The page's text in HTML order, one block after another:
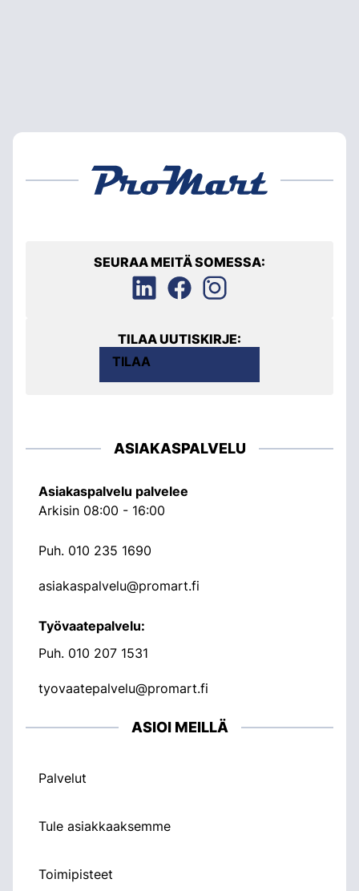
SEURAA MEITÄ SOMESSA:
TILAA UUTISKIRJE:
TILAA
ASIAKASPALVELU
Asiakaspalvelu palvelee
Arkisin 08:00 - 16:00
Puh. 010 235 1690
asiakaspalvelu@promart.fi
Työvaatepalvelu:
Puh. 010 207 1531
tyovaatepalvelu@promart.fi
ASIOI MEILLÄ
Palvelut
Tule asiakkaaksemme
Toimipisteet